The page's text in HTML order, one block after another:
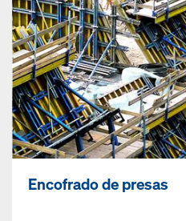
Encofrado de presas